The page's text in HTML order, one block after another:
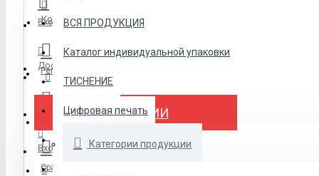
Контакты
Доставка
ВСЯ ПРОДУКЦИЯ
Каталог индивидуальной упаковки
ТИСНЕНИЕ
Цифровая печать
НАКЛЕЙКИ-СТИКЕРЫ
Вход
Регистрация
Избранное
Сравнение
Меню
ВСЕ КАТЕГОРИИ
Категории продукции
Вход